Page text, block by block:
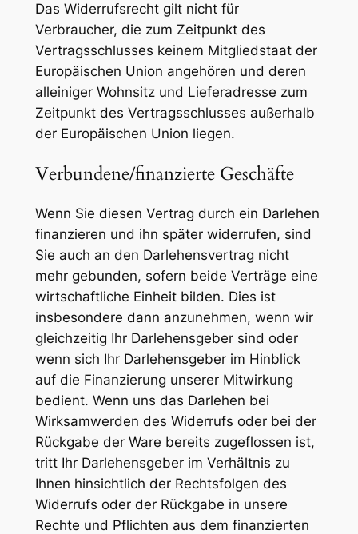
Das Widerrufsrecht gilt nicht für
Verbraucher, die zum Zeitpunkt des
Vertragsschlusses keinem Mitgliedstaat der
Europäischen Union angehören und deren
alleiniger Wohnsitz und Lieferadresse zum
Zeitpunkt des Vertragsschlusses außerhalb
der Europäischen Union liegen.
Verbundene/finanzierte Geschäfte
Wenn Sie diesen Vertrag durch ein Darlehen
finanzieren und ihn später widerrufen, sind
Sie auch an den Darlehensvertrag nicht
mehr gebunden, sofern beide Verträge eine
wirtschaftliche Einheit bilden. Dies ist
insbesondere dann anzunehmen, wenn wir
gleichzeitig Ihr Darlehensgeber sind oder
wenn sich Ihr Darlehensgeber im Hinblick
auf die Finanzierung unserer Mitwirkung
bedient. Wenn uns das Darlehen bei
Wirksamwerden des Widerrufs oder bei der
Rückgabe der Ware bereits zugeflossen ist,
tritt Ihr Darlehensgeber im Verhältnis zu
Ihnen hinsichtlich der Rechtsfolgen des
Widerrufs oder der Rückgabe in unsere
Rechte und Pflichten aus dem finanzierten